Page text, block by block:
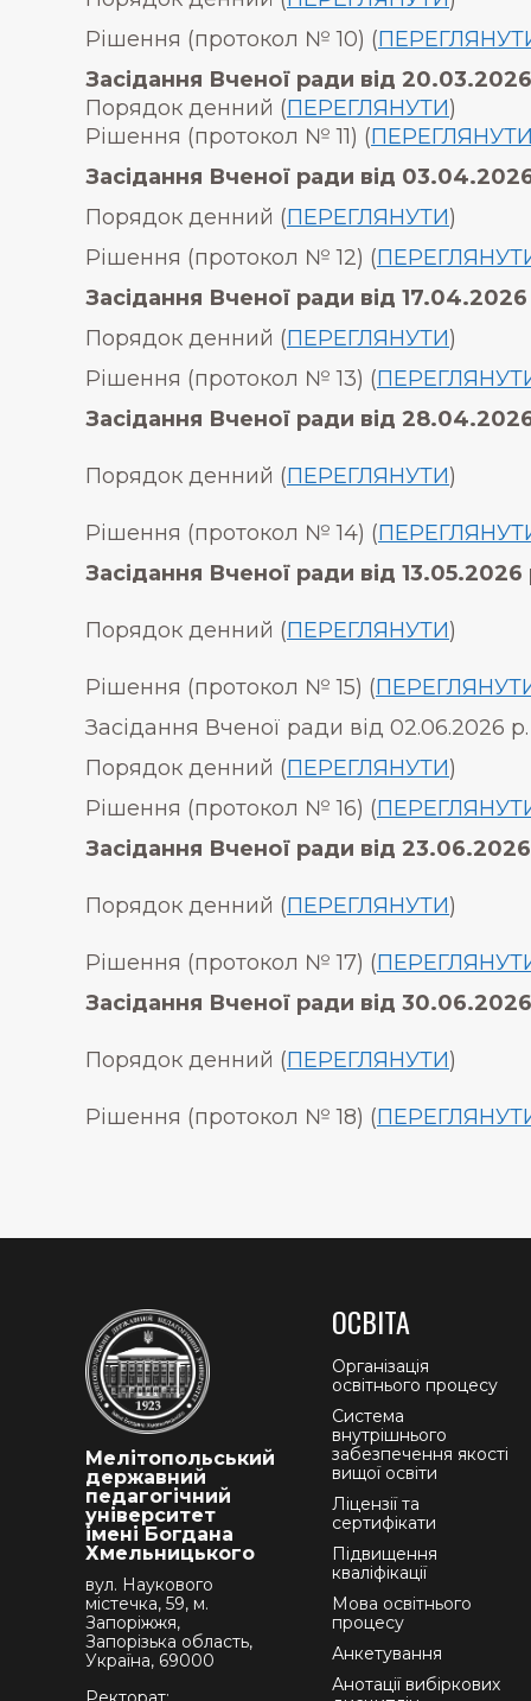
Рішення (протокол № 10) (
Засідання Вченої ради від
Порядок денний (ПЕРЕГЛЯНУТИ)
Рішення (протокол № 11) (ПЕРЕГЛЯНУТИ
Засідання Вченої ради від
Порядок денний (ПЕРЕГЛЯНУТИ)
Рішення (протокол № 12) (
Засідання Вченої ради від
Порядок денний (ПЕРЕГЛЯНУТИ)
Рішення (протокол № 13) (
Засідання Вченої ради від
Порядок денний (ПЕРЕГЛЯНУТИ)
Рішення (протокол № 14) (
Засідання Вченої ради від 13.05.2026
Порядок денний (ПЕРЕГЛЯНУТИ)
Рішення (протокол № 15) (
Засідання Вченої ради від 02.06.2026 р.
Порядок денний (ПЕРЕГЛЯНУТИ)
Рішення (протокол № 16) (
Засідання Вченої ради від
Порядок денний (ПЕРЕГЛЯНУТИ)
Рішення (протокол № 17) (
Засідання Вченої ради від
Порядок денний (ПЕРЕГЛЯНУТИ)
Рішення (протокол № 18) (
Мелітопольський
державний
педагогічний
університет
імені Богдана
Хмельницького
вул. Наукового
містечка, 59, м.
Запоріжжя,
Запорізька область,
Україна, 69000
ОСВІТА
Організація
освітнього процесу
Система
внутрішнього
забезпечення якості
вищої освіти
Ліцензії та
сертифікати
Підвищення
кваліфікації
Мова освітнього
процесу
Анкетування
Анотації вибіркових